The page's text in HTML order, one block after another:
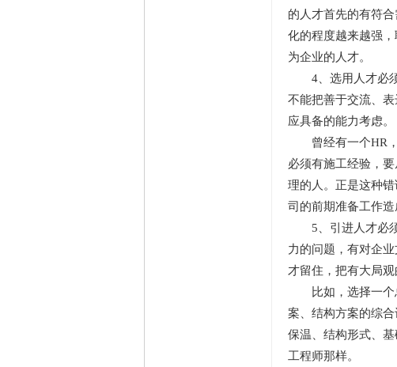
的人才首先的有符
化的程度越来越强
为企业的人才。
4、选用人才必须
不能把善于交流、
应具备的能力考虑。
曾经有一个HR，
必须有施工经验，
理的人。正是这种
司的前期准备工作造
5、引进人才必须
力的问题，有对企
才留住，把有大局
比如，选择一个总
案、结构方案的综
保温、结构形式、
工程师那样。